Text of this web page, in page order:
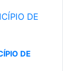
DE
DE